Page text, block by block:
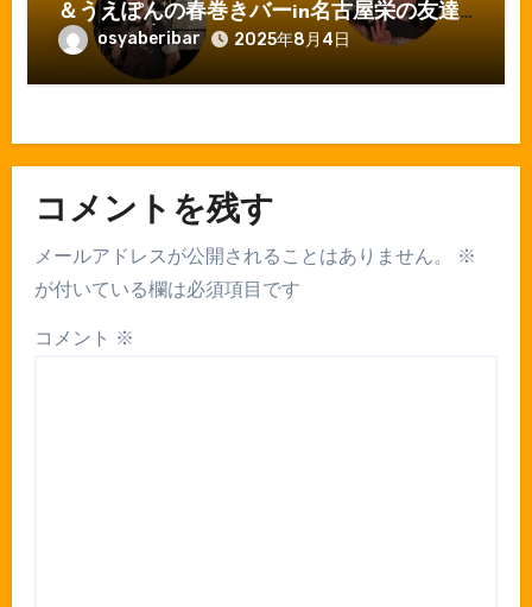
＆うえぽんの春巻きバーin名古屋栄の友達
ができる店おしゃべりバー
osyaberibar 2025年8月4日
コメントを残す
メールアドレスが公開されることはありません。
※
が付いている欄は必須項目です
コメント ※